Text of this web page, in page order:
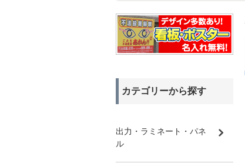
カテゴリーから探す
出力・ラミネート・パネ
ル